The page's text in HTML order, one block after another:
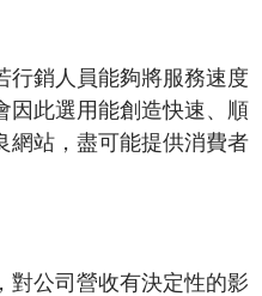
行銷人員能夠將服務速度
因此選用能創造快速、順
網站，盡可能提供消費者
對公司營收有決定性的影